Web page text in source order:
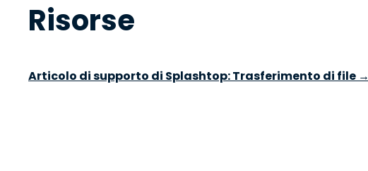
Risorse
Articolo di supporto di Splashtop: Trasferimento di file →